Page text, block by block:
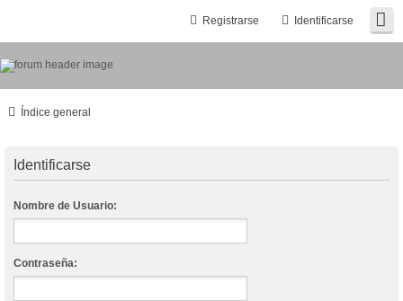
Identificarse
Registrarse
Índice general
Identificarse
Nombre de Usuario:
Contraseña: